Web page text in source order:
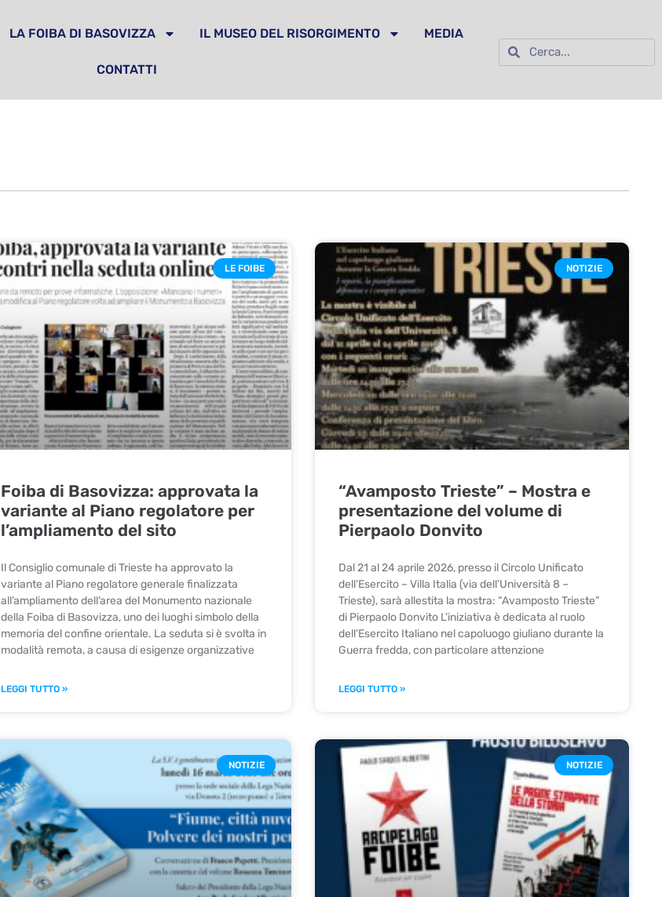
LA FOIBA DI BASOVIZZA IL MUSEO DEL RISORGIMENTO MEDIA
CONTATTI
LE FOIBE
Foiba di Basovizza: approvata la
variante al Piano regolatore per
l’ampliamento del sito
Il Consiglio comunale di Trieste ha approvato la
variante al Piano regolatore generale finalizzata
all’ampliamento dell’area del Monumento nazionale
della Foiba di Basovizza, uno dei luoghi simbolo della
memoria del confine orientale. La seduta si è svolta in
modalità remota, a causa di esigenze organizzative
LEGGI TUTTO »
NOTIZIE
“Avamposto Trieste” – Mostra e
presentazione del volume di
Pierpaolo Donvito
Dal 21 al 24 aprile 2026, presso il Circolo Unificato
dell’Esercito – Villa Italia (via dell’Università 8 –
Trieste), sarà allestita la mostra: “Avamposto Trieste”
di Pierpaolo Donvito L’iniziativa è dedicata al ruolo
dell’Esercito Italiano nel capoluogo giuliano durante la
Guerra fredda, con particolare attenzione
LEGGI TUTTO »
NOTIZIE NOTIZIE